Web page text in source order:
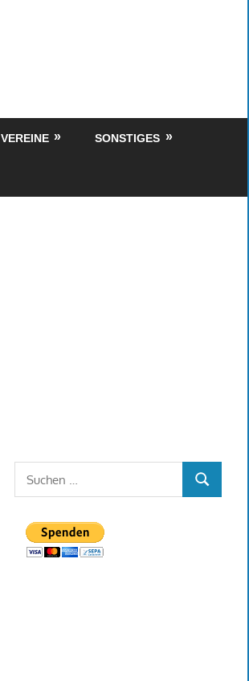
VEREINE SONSTIGES
SUCHEN